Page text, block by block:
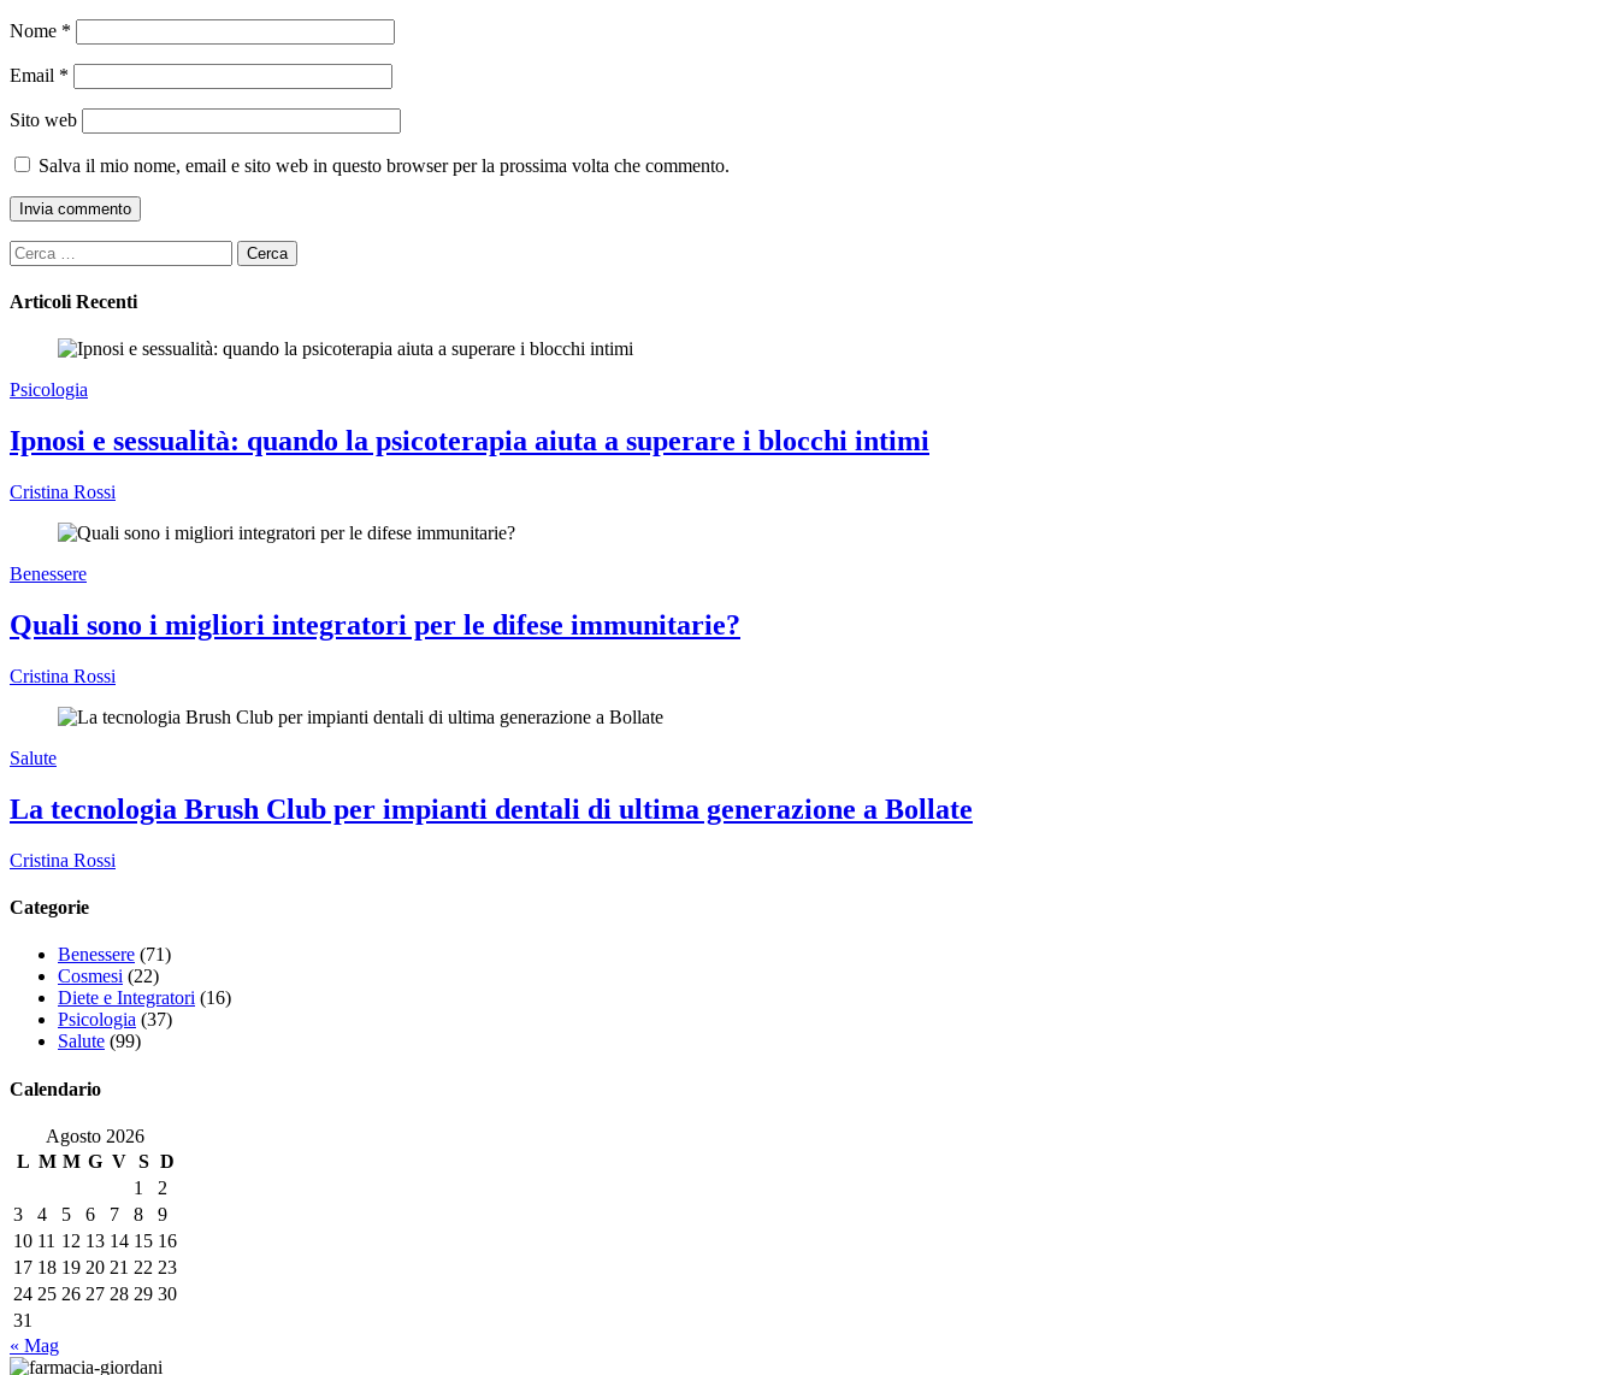
Nome *
Email *
Sito web
Salva il mio nome, email e sito web in questo browser per la prossima volta che commento.
Ricerca
per:
Articoli Recenti
Psicologia
Ipnosi e sessualità: quando la psicoterapia aiuta a superare i blocchi intimi
Cristina Rossi
Benessere
Quali sono i migliori integratori per le difese immunitarie?
Cristina Rossi
Salute
La tecnologia Brush Club per impianti dentali di ultima generazione a Bollate
Cristina Rossi
Categorie
Benessere (71)
Cosmesi (22)
Diete e Integratori (16)
Psicologia (37)
Salute (99)
Calendario
Agosto 2026
L M M G V S D
1
2
3
4 5 6 7 8
9
10 11 12 13 14 15 16
17 18 19 20 21 22 23
24 25 26 27 28 29 30
31
« Mag